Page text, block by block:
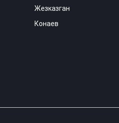
Жезказган
Конаев